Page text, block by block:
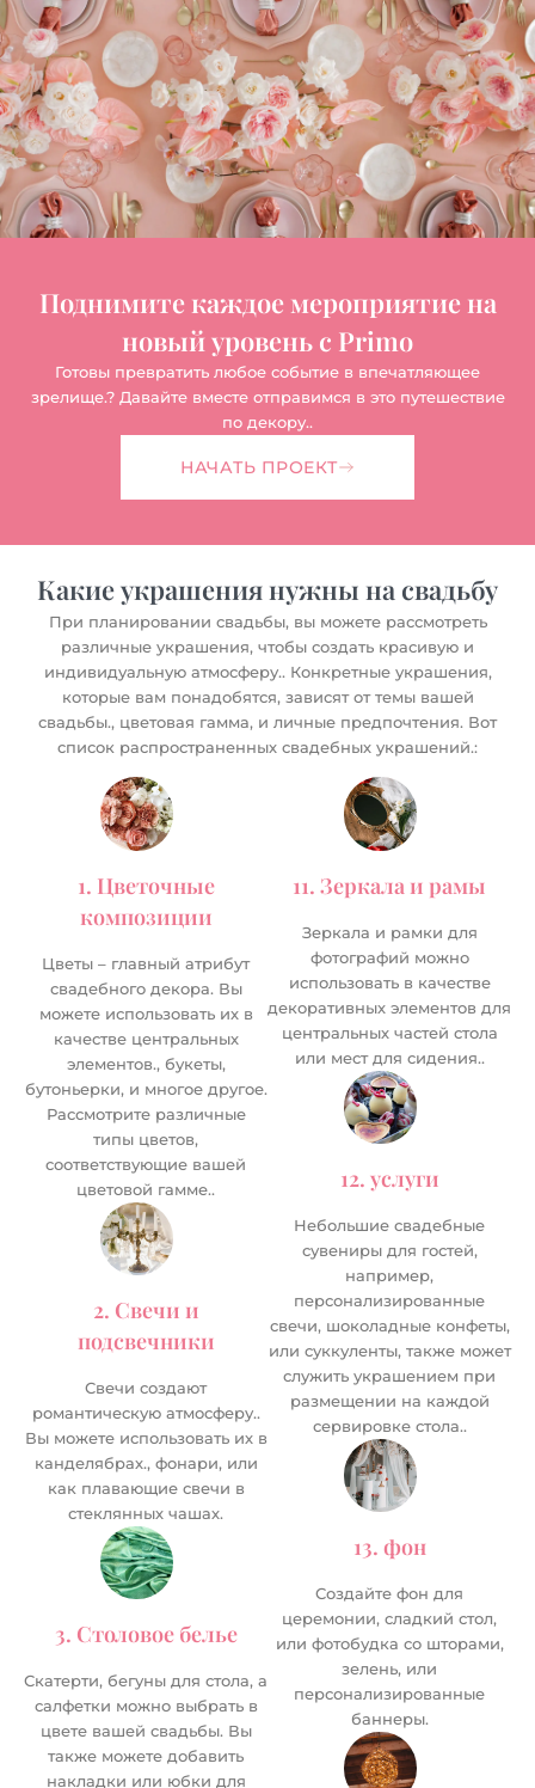
Поднимите каждое мероприятие на
новый уровень с Primo
Готовы превратить любое событие в впечатляющее
зрелище.? Давайте вместе отправимся в это путешествие
по декору..
НАЧАТЬ ПРОЕКТ
Какие украшения нужны на свадьбу
При планировании свадьбы, вы можете рассмотреть
различные украшения, чтобы создать красивую и
индивидуальную атмосферу.. Конкретные украшения,
которые вам понадобятся, зависят от темы вашей
свадьбы., цветовая гамма, и личные предпочтения. Вот
список распространенных свадебных украшений.:
1. Цветочные
композиции
Цветы – главный атрибут
свадебного декора. Вы
можете использовать их в
качестве центральных
элементов., букеты,
бутоньерки, и многое другое.
Рассмотрите различные
типы цветов,
соответствующие вашей
цветовой гамме..
2. Свечи и
подсвечники
Свечи создают
романтическую атмосферу..
Вы можете использовать их в
канделябрах., фонари, или
как плавающие свечи в
стеклянных чашах.
3. Столовое белье
Скатерти, бегуны для стола, а
салфетки можно выбрать в
цвете вашей свадьбы. Вы
также можете добавить
накладки или юбки для
11. Зеркала и рамы
Зеркала и рамки для
фотографий можно
использовать в качестве
декоративных элементов для
центральных частей стола
или мест для сидения..
12. услуги
Небольшие свадебные
сувениры для гостей,
например,
персонализированные
свечи, шоколадные конфеты,
или суккуленты, также может
служить украшением при
размещении на каждой
сервировке стола..
13. фон
Создайте фон для
церемонии, сладкий стол,
или фотобудка со шторами,
зелень, или
персонализированные
баннеры.